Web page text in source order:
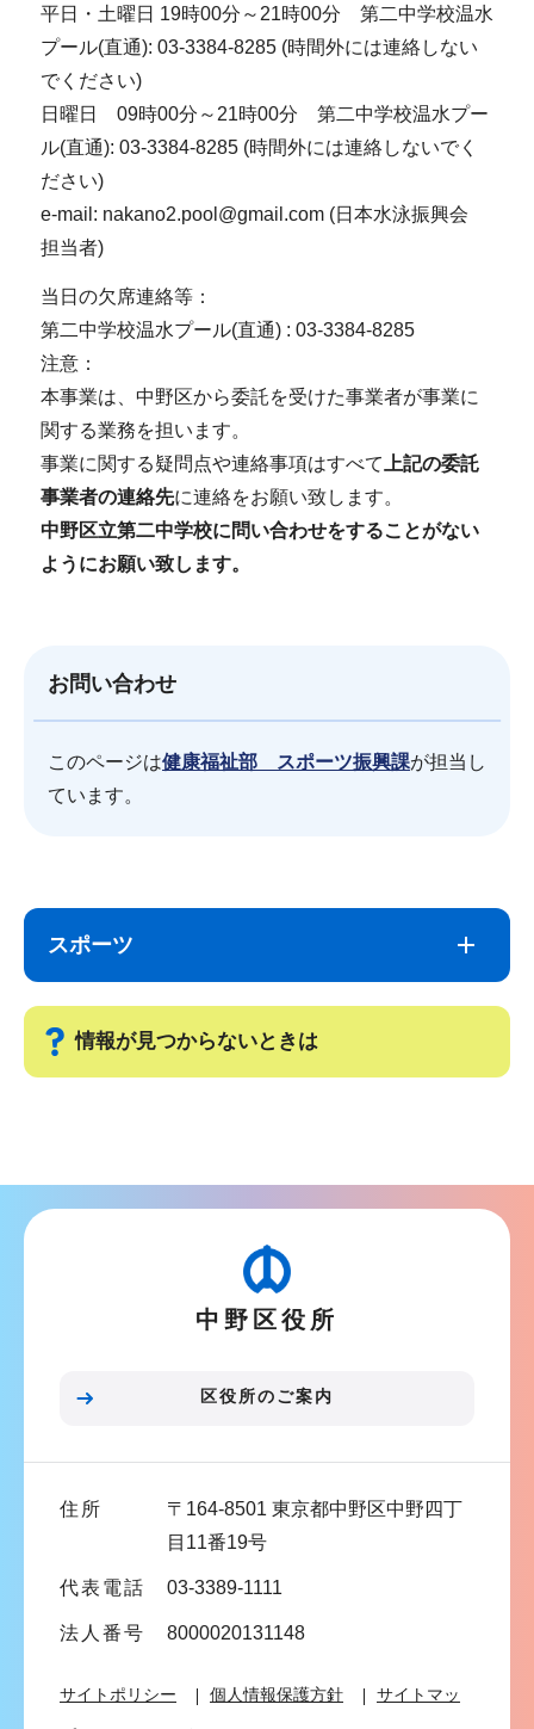
平日・土曜日 19時00分～21時00分 第二中学校温水
プール(直通): 03-3384-8285 (時間外には連絡しない
でください)
日曜日 09時00分～21時00分 第二中学校温水プー
ル(直通): 03-3384-8285 (時間外には連絡しないでく
ださい)
e-mail: nakano2.pool@gmail.com (日本水泳振興会
担当者)
当日の欠席連絡等：
第二中学校温水プール(直通) : 03-3384-8285
注意：
本事業は、中野区から委託を受けた事業者が事業に
関する業務を担います。
事業に関する疑問点や連絡事項はすべて 上記の委託
事業者の連絡先に連絡をお願い致します。
中野区立第二中学校に問い合わせをすることがない
ようにお願い致します。
お問い合わせ
このページは健康福祉部 スポーツ振興課が担当し
ています。
こ
で
スポーツ
情報が見つからないときは
ナ
ビ
中野区役所
区役所のご案内
住所
〒164-8501 東京都中野区中野四丁
目11番19号
代表電話 03-3389-1111
法人番号 8000020131148
サイトポリシー 個人情報保護方針 サイトマッ